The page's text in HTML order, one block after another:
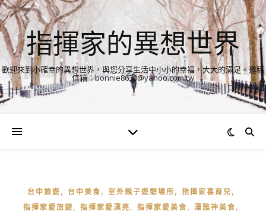
指揮家的異想世界
歡迎來到小確幸的異想世界，與您分享生活中小小的幸福，大大的滿足。邀稿
信箱：bonnie8630@yahoo.com.tw
台中旅遊, 台中美食, 室外親子遊憩場所, 指揮家喜育兒,
指揮家愛旅遊, 指揮家愛漂亮, 指揮家愛美食, 潭雅神美食,